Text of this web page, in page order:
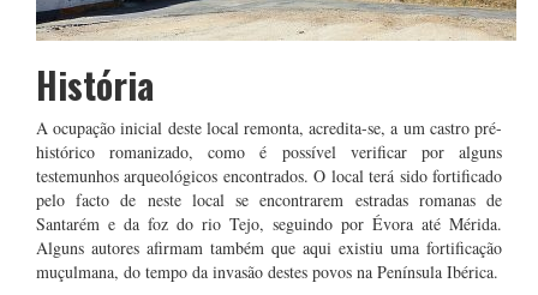
História
A ocupação inicial deste local remonta, acredita-se, a um castro pré-
histórico romanizado, como é possível verificar por alguns
testemunhos arqueológicos encontrados. O local terá sido fortificado
pelo facto de neste local se encontrarem estradas romanas de
Santarém e da foz do rio Tejo, seguindo por Évora até Mérida.
Alguns autores afirmam também que aqui existiu uma fortificação
muçulmana, do tempo da invasão destes povos na Península Ibérica.